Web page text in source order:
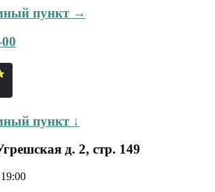
пункт →
пункт ↓
д. 2, стр. 149